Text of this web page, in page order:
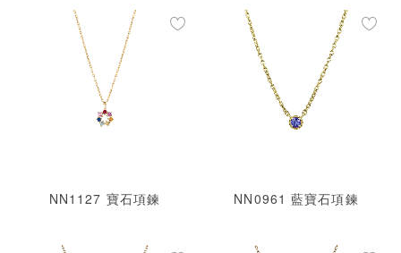
NN1127 寶石項鍊 NN0961 藍寶石項鍊